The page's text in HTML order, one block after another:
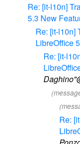
Re: [it-l10n]
5.3 New
Re: [it-l10n]
LibreOffice
Re: [it-
Re: